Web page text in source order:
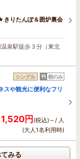
りたんぽ＆囲炉裏会
泉駅徒歩３分（東北
シングル 朝のみ
スや観光に便利なフリ
円(税込)～/ 人
(大人1名利用時)
みる